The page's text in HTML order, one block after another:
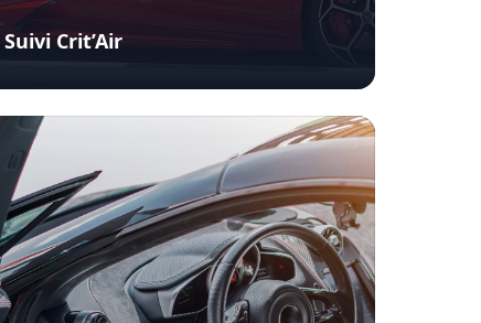
Suivi Crit’Air